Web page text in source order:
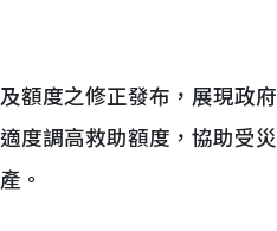
度之修正發布，展現政府
度調高救助額度，協助受
。